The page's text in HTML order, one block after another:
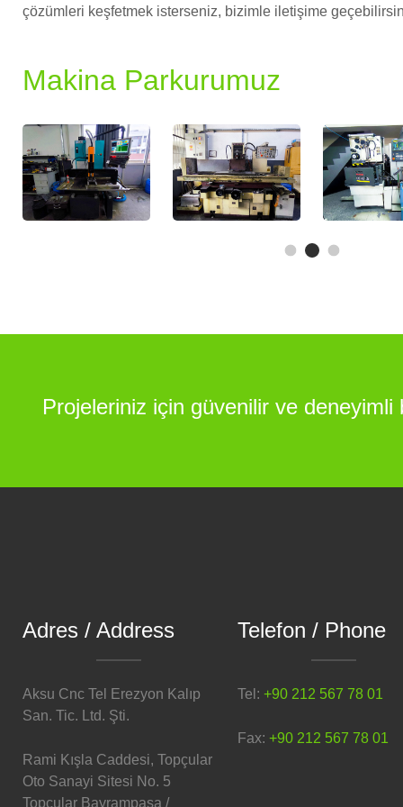
çözümleri keşfetmek isterseniz, bizimle iletişime
Makina Parkurumuz
Projeleriniz için güvenilir ve deneyimli
Adres / Address
Aksu Cnc Tel Erezyon Kalıp
San. Tic. Ltd. Şti.
Rami Kışla Caddesi, Topçular
Oto Sanayi Sitesi No. 5
Topçular Bayrampaşa /
Telefon / Phone
Tel: +90 212 567 78 01
Fax: +90 212 567 78 01